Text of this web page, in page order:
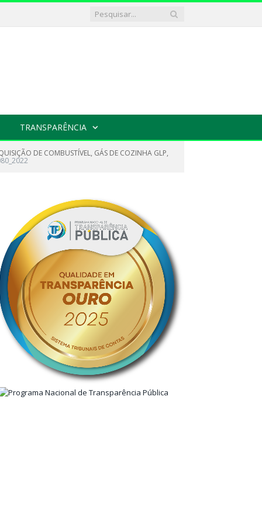
TRANSPARÊNCIA
DE COMBUSTÍVEL, GÁS DE COZINHA GLP,